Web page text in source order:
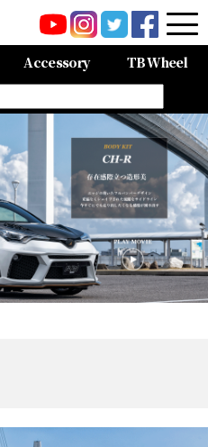
Accessory TB Wheel